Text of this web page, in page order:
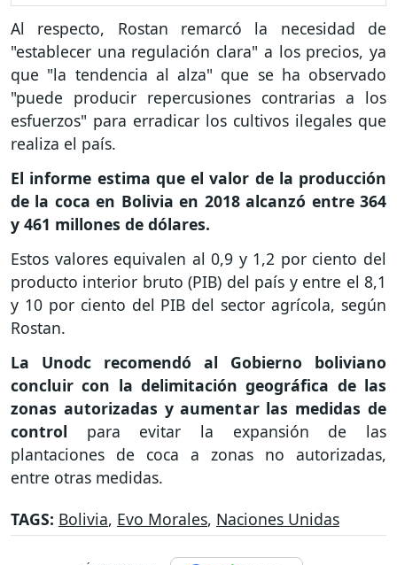
Al respecto, Rostan remarcó la necesidad de
"establecer una regulación clara" a los precios, ya
que "la tendencia al alza" que se ha observado
"puede producir repercusiones contrarias a los
esfuerzos" para erradicar los cultivos ilegales que
realiza el país.
El informe estima que el valor de la producción
de la coca en Bolivia en 2018 alcanzó entre 364
y 461 millones de dólares.
Estos valores equivalen al 0,9 y 1,2 por ciento del
producto interior bruto (PIB) del país y entre el 8,1
y 10 por ciento del PIB del sector agrícola, según
Rostan.
La Unodc recomendó al Gobierno boliviano
concluir con la delimitación geográfica de las
zonas autorizadas y aumentar las medidas de
control para evitar la expansión de las
plantaciones de coca a zonas no autorizadas,
entre otras medidas.
TAGS: Bolivia, Evo Morales, Naciones Unidas